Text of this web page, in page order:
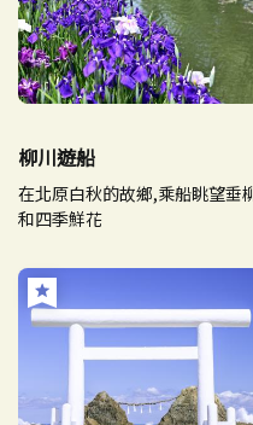
柳川遊船
在北原白秋的故鄉,乘船眺望垂
和四季鮮花